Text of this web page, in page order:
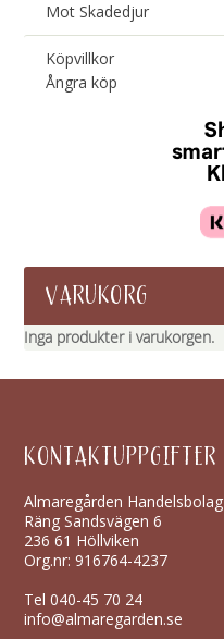
Mot Skadedjur
Köpvillkor
Ångra köp
VARUKORG
Inga produkter i varukorgen.
KONTAKTUPPGIFTER
Almaregården Handelsbolag
Räng Sandsvägen 6
236 61 Höllviken
Org.nr: 916764-4237
Tel040-45 70 24
info@almaregarden.se